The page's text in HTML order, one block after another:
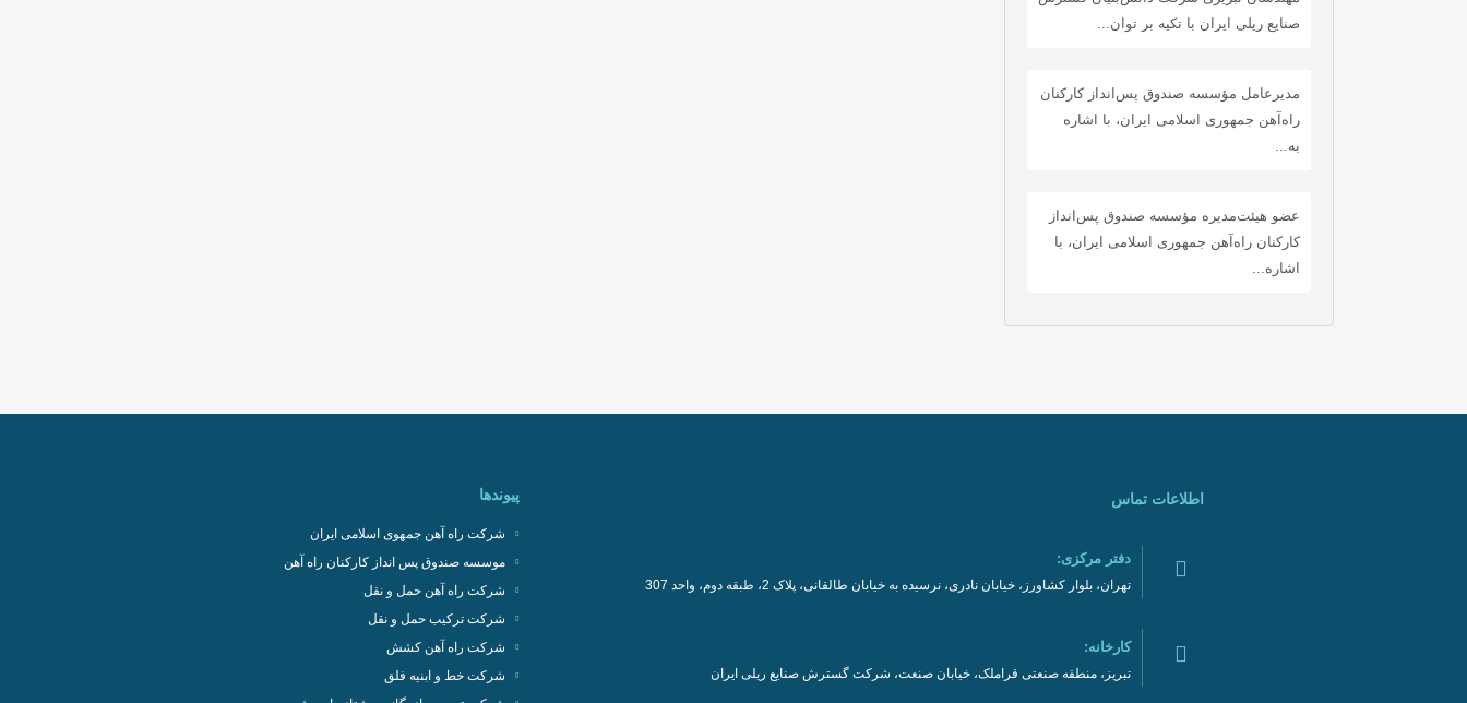
صنایع ریلی ایران با تکیه بر توان...
مدیرعامل مؤسسه صندوق پس‌انداز کارکنان
راه‌آهن جمهوری اسلامی ایران، با اشاره
به...
عضو هیئت‌مدیره مؤسسه صندوق پس‌انداز
کارکنان راه‌آهن جمهوری اسلامی ایران، با
اشاره...
اطلاعات تماس
دفتر مرکزی:
تهران، بلوار کشاورز، خیابان نادری، نرسیده به خیابان طالقانی، پلاک 2، طبقه دوم، واحد 307
کارخانه:
تبریز، منطقه صنعتی قراملک، خیابان صنعت، شرکت گسترش صنایع ریلی ایران
پیوندها
شرکت راه آهن جمهوی اسلامی ایران
موسسه صندوق پس انداز کارکنان راه آهن
شرکت راه آهن حمل و نقل
شرکت ترکیب حمل و نقل
شرکت راه آهن کشش
شرکت خط و ابنیه فلق